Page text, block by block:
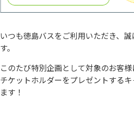
いつも徳島バスをご利用いただき、
す。
このたび特別企画として対象のお客
チケットホルダーをプレゼントする
ます！